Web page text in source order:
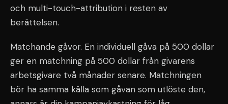
och multi-touch-attribution i resten av
berättelsen.
Matchande gåvor. En individuell gåva på 500 dollar
ger en matchning på 500 dollar från givarens
arbetsgivare två månader senare. Matchningen
bör ha samma källa som gåvan som utlöste den,